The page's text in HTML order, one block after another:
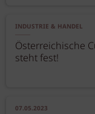
INDUSTRIE & HANDEL
Österreichische
steht fest!
07.05.2023